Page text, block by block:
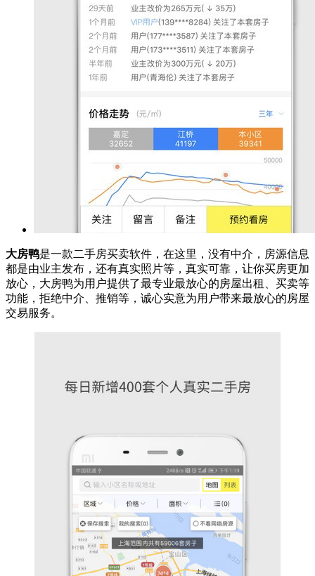
大房鸭是一款二手房买卖软件，在这里，没有中介，房源信息
都是由业主发布，还有真实照片等，真实可靠，让你买房更加
放心，大房鸭为用户提供了最专业最放心的房屋出租、买卖等
功能，拒绝中介、推销等，诚心实意为用户带来最放心的房屋
交易服务。